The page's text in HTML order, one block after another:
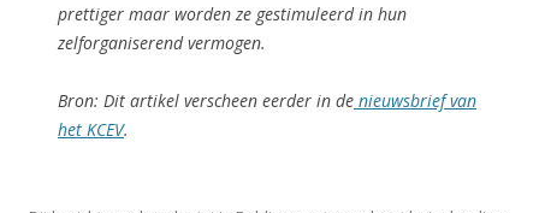
prettiger maar worden ze gestimuleerd in hun
zelforganiserend vermogen.
Bron: Dit artikel verscheen eerder in de nieuwsbrief van
het KCEV.